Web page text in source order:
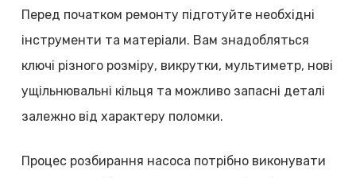
Перед початком ремонту підготуйте необхідні
інструменти та матеріали. Вам знадобляться
ключі різного розміру, викрутки, мультиметр, нові
ущільнювальні кільця та можливо запасні деталі
залежно від характеру поломки.
Процес розбирання насоса потрібно виконувати